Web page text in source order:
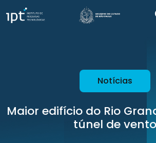
Notícias
Maior edifício do Rio
túnel de vento